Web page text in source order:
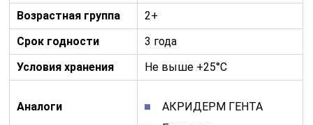
Возрастная группа
2+
Срок годности
3 года
Условия хранения
Не выше +25°С
Аналоги
АКРИДЕРМ ГЕНТА